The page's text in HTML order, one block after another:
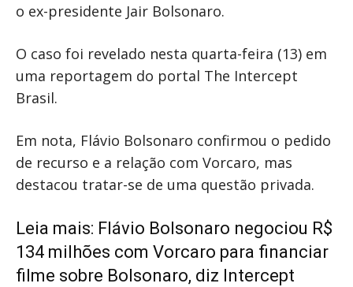
o ex-presidente Jair Bolsonaro.
O caso foi revelado nesta quarta-feira (13) em
uma reportagem do portal The Intercept
Brasil.
Em nota, Flávio Bolsonaro confirmou o pedido
de recurso e a relação com Vorcaro, mas
destacou tratar-se de uma questão privada.
Leia mais: Flávio Bolsonaro negociou R$
134 milhões com Vorcaro para financiar
filme sobre Bolsonaro, diz Intercept